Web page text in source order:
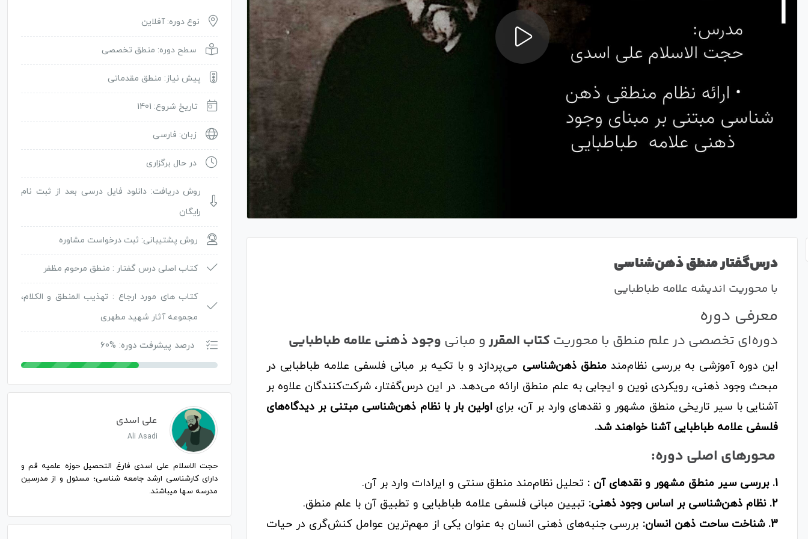
درس‌گفتار منطق ذهن‌شناسی
با محوریت اندیشه علامه طباطبایی
معرفی دوره
دوره‌ای تخصصی در علم منطق با محوریت کتاب المقررو مبانی وجود ذهنی علامه طباطبایی
این دوره آموزشی به بررسی نظام‌مند منطق ذهن‌شناسی می‌پردازد و با تکیه بر مبانی فلسفی علامه طباطبایی در
مبحث وجود ذهنی، رویکردی نوین و ایجابی به علم منطق ارائه می‌دهد. در این درس‌گفتار، شرکت‌کنندگان علاوه بر
آشنایی با سیر تاریخی منطق مشهور و نقدهای وارد بر آن، برایاولین بار با نظام ذهن‌شناسی مبتنی بر دیدگاه‌های
فلسفی علامه طباطبایی آشنا خواهند شد.
محورهای اصلی دوره:
1. بررسی سیر منطق مشهور و نقدهای آن :
تحلیل نظام‌مند منطق سنتی و ایرادات وارد بر آن.
2. نظام ذهن‌شناسی بر اساس وجود ذهنی:
تبیین مبانی فلسفی علامه طباطبایی و تطبیق آن با علم منطق.
3. شناخت ساحت ذهن انسان:
بررسی جنبه‌های ذهنی انسان به عنوان یکی از مهم‌ترین عوامل کنش‌گری در حیات
نوع دوره: آفلاین
سطح دوره: منطق تخصصی
پیش نیاز: منطق مقدماتی
تاریخ شروع: 1401
زبان: فارسی
در حال برگزاری
روش دریافت: دانلود فایل درسی بعد از ثبت نام
رایگان
روش پشتیبانی: ثبت درخواست مشاوره
کتاب اصلی درس گفتار : منطق مرحوم مظفر
کتاب های مورد ارجاع : تهذیب المنطق و الکلام،
مجموعه آثار شهید مطهری
درصد پیشرفت دوره: %60
علی اسدی
Ali Asadi
حجت الاسلام علی اسدی فارغ التحصیل حوزه علمیه قم و
دارای کارشناسی ارشد جامعه شناسی؛ مسئول و از مدرسین
مدرسه سها میباشند.